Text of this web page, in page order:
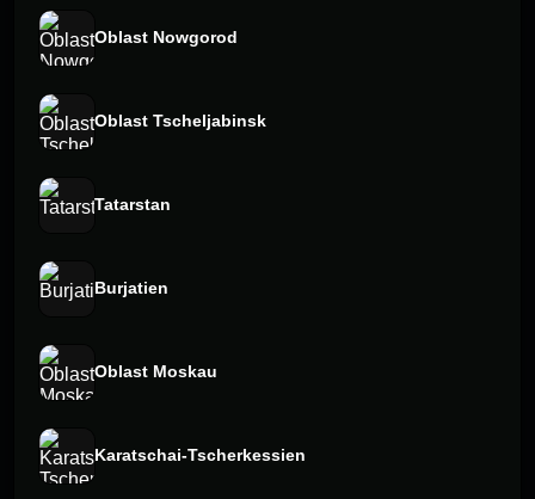
Oblast Nowgorod
Oblast Tscheljabinsk
Tatarstan
Burjatien
Oblast Moskau
Karatschai-Tscherkessien